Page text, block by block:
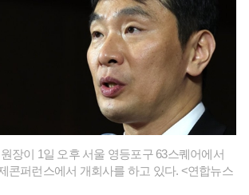
장이 1일 오후 서울 영등포구 63스퀘어에서
콘퍼런스에서 개회사를 하고 있다. <연합뉴스